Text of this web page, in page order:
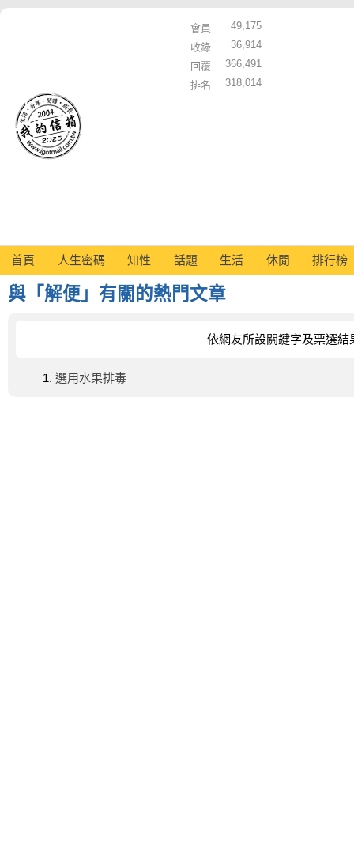
會員
49,175
收錄
36,914
回覆
366,491
排名
318,014
首頁 人生密碼 知性 話題 生活 休閒 排行榜
與「解便」有關的熱門文章
依網友所設關鍵字及票選結
選用水果排毒